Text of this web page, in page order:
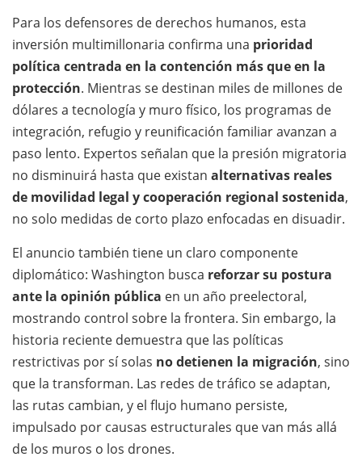
Para los defensores de derechos humanos, esta
inversión multimillonaria confirma una prioridad
política centrada en la contención más que en la
protección. Mientras se destinan miles de millones de
dólares a tecnología y muro físico, los programas de
integración, refugio y reunificación familiar avanzan a
paso lento. Expertos señalan que la presión migratoria
no disminuirá hasta que existan alternativas reales
de movilidad legal y cooperación regional sostenida,
no solo medidas de corto plazo enfocadas en disuadir.
El anuncio también tiene un claro componente
diplomático: Washington busca reforzar su postura
ante la opinión pública en un año preelectoral,
mostrando control sobre la frontera. Sin embargo, la
historia reciente demuestra que las políticas
restrictivas por sí solas no detienen la migración, sino
que la transforman. Las redes de tráfico se adaptan,
las rutas cambian, y el flujo humano persiste,
impulsado por causas estructurales que van más allá
de los muros o los drones.